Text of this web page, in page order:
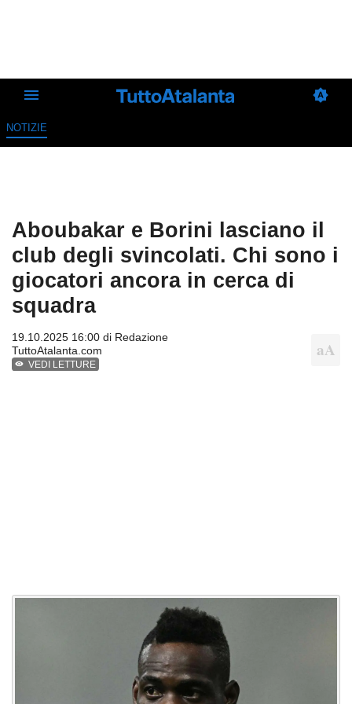
NOTIZIE
Aboubakar e Borini lasciano il
club degli svincolati. Chi sono i
giocatori ancora in cerca di
squadra
19.10.2025 16:00 di Redazione
TuttoAtalanta.com
VEDI LETTURE